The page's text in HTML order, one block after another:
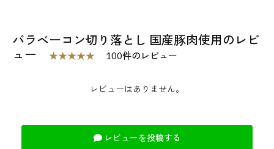
バラベーコン切り落とし 国産豚肉使用のレビ
ュー
★★★★★ 100件のレビュー
レビューはありません。
レビューを投稿する